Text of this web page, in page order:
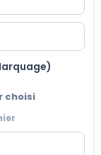
choisi